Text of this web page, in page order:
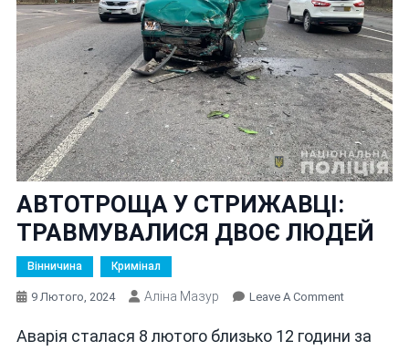
АВТОТРОЩА У СТРИЖАВЦІ:
ТРАВМУВАЛИСЯ ДВОЄ ЛЮДЕЙ
Вінничина Кримінал
9 Лютого, 2024 Аліна Мазур Leave A CommentOn
У
Аварія сталася 8 лютого близько 12 години за